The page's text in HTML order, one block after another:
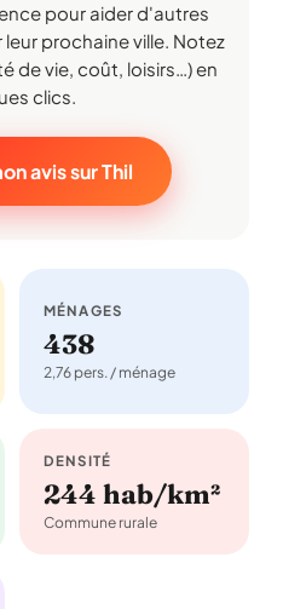
pour aider d'autres
prochaine ville. Notez
de vie, coût, loisirs…) en
clics.
avis sur Thil
MÉNAGES
438
2,76 pers. / ménage
DENSITÉ
244 hab/km²
Commune rurale